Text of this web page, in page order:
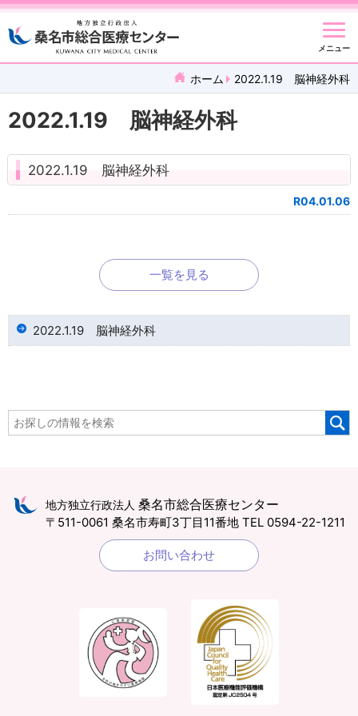
メニュー
ホーム 2022.1.19 脳神経外科
2022.1.19 脳神経外科
2022.1.19 脳神経外科
R04.01.06
一覧を見る
2022.1.19 脳神経外科
地方独立行政法人 桑名市総合医療センター
〒511-0061 桑名市寿町3丁目11番地 TEL 0594-22-1211
お問い合わせ